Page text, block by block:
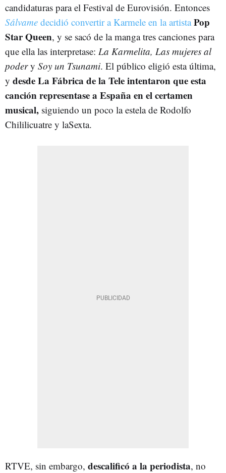
candidaturas para el Festival de Eurovisión. Entonces
Sálvame decidió convertir a Karmele en la artistaPop
Star Queen, y se sacó de la manga tres canciones para
que ella las interpretase: La Karmelita, Las mujeres al
podery Soy un Tsunami. El público eligió esta última,
y desde La Fábrica de la Tele intentaron que esta
canción representase a España en el certamen
musical, siguiendo un poco la estela de Rodolfo
Chililicuatre y laSexta.
RTVE, sin embargo, descalificó a la periodista, no